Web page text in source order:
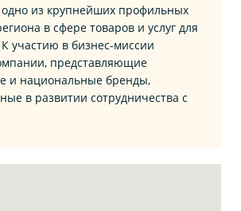
из крупнейших профильных
в сфере товаров и услуг для
участию в бизнес‑миссии
представляющие
и национальные бренды,
в развитии сотрудничества с